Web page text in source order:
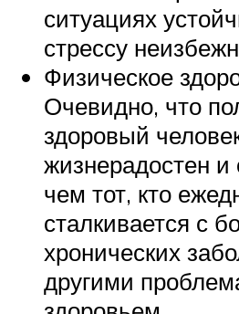
ситуациях
стрессу
Физическое
Очевидно, что
здоровый
жизнерадостен и
чем тот, кто
сталкивается с
хронических
другими